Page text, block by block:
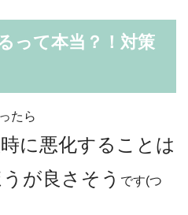
って本当？！対策
たら
に悪化することは
が良さそう です(つ